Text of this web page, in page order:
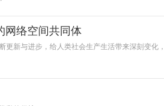
网络空间共同体
新与进步，给人类社会生产生活带来深刻变